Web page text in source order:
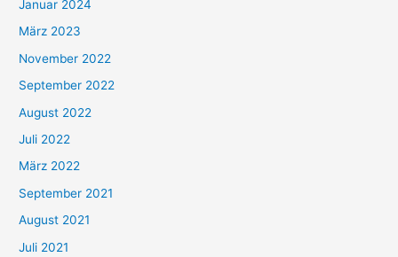
Januar 2024
März 2023
November 2022
September 2022
August 2022
Juli 2022
März 2022
September 2021
August 2021
Juli 2021